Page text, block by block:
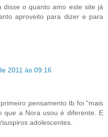
disse o quanto amo este site já
aproveito para dizer e para
2011 às 09:16
pensamento tb foi "mais
que a Nora usou é diferente. E
adolescentes.